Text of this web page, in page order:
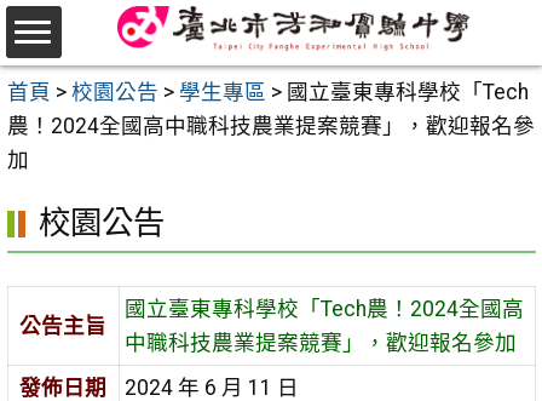
跳
至
主
要
內
首頁 > 校園公告 > 學生專區 > 國立臺東專科學校「Tech
農！2024全國高中職科技農業提案競賽」，歡迎報名參
加
校園公告
公告主旨
國立臺東專科學校「Tech農！2024全國高
中職科技農業提案競賽」，歡迎報名參加
發佈日期
2024 年 6 月 11 日
選
單